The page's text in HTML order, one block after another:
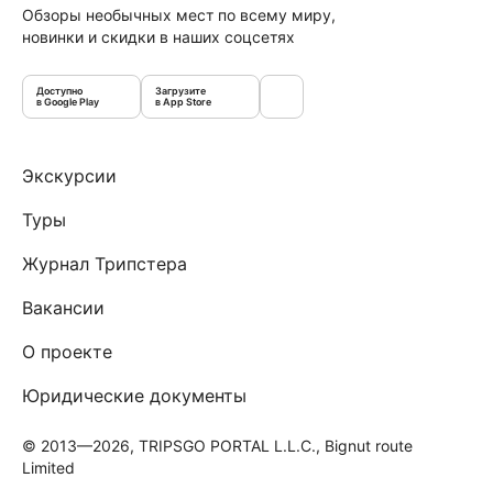
Обзоры необычных мест по всему миру,
новинки и скидки в наших соцсетях
Доступно
в Google Play
Загрузите
в App Store
Экскурсии
Туры
Журнал Трипстера
Вакансии
О проекте
Юридические документы
© 2013—2026, TRIPSGO PORTAL L.L.C., Bignut route
Limited